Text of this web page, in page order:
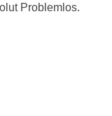
Problemlos.